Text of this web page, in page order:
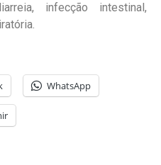
infecção intestinal,
WhatsApp